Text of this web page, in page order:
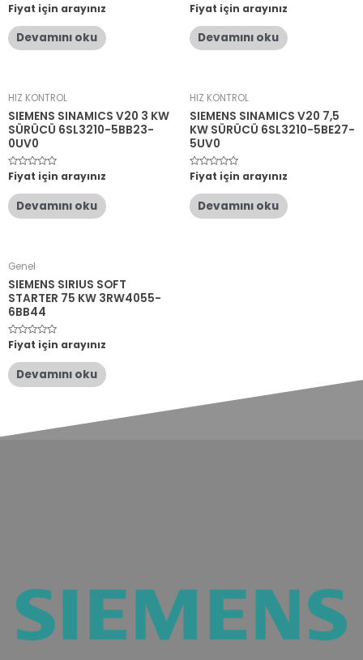
5
üzerinden
oy
aldı
Fiyat için arayınız
Devamını oku
5
üzerinden
oy
aldı
Fiyat için arayınız
Devamını oku
HIZ KONTROL
SIEMENS SINAMICS V20 3 KW
SÜRÜCÜ 6SL3210-5BB23-
0UV0
5
üzerinden
oy
aldı
Fiyat için arayınız
Devamını oku
HIZ KONTROL
SIEMENS SINAMICS V20 7,5
KW SÜRÜCÜ 6SL3210-5BE27-
5UV0
5
üzerinden
oy
aldı
Fiyat için arayınız
Devamını oku
Genel
SIEMENS SIRIUS SOFT
STARTER 75 KW 3RW4055-
6BB44
5
üzerinden
oy
aldı
Fiyat için arayınız
Devamını oku